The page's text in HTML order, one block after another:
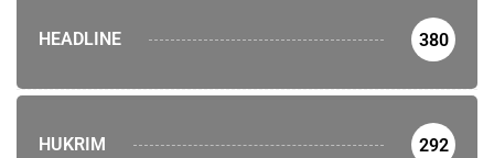
HEADLINE 380
HUKRIM 292